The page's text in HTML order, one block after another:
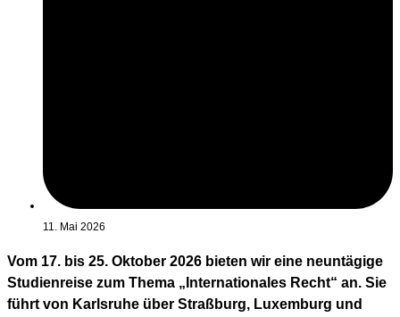
11. Mai 2026
Vom 17. bis 25. Oktober 2026 bieten wir eine neuntägige
Studienreise zum Thema „Internationales Recht“ an. Sie
führt von Karlsruhe über Straßburg, Luxemburg und